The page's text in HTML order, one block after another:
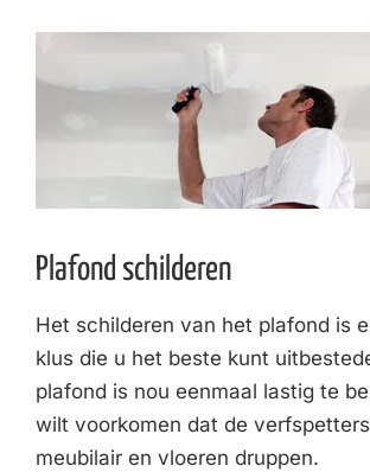
Plafond schilderen
Het schilderen van het plafond is
klus die u het beste kunt
plafond is nou eenmaal lastig te
wilt voorkomen dat de
meubilair en vloeren druppen.